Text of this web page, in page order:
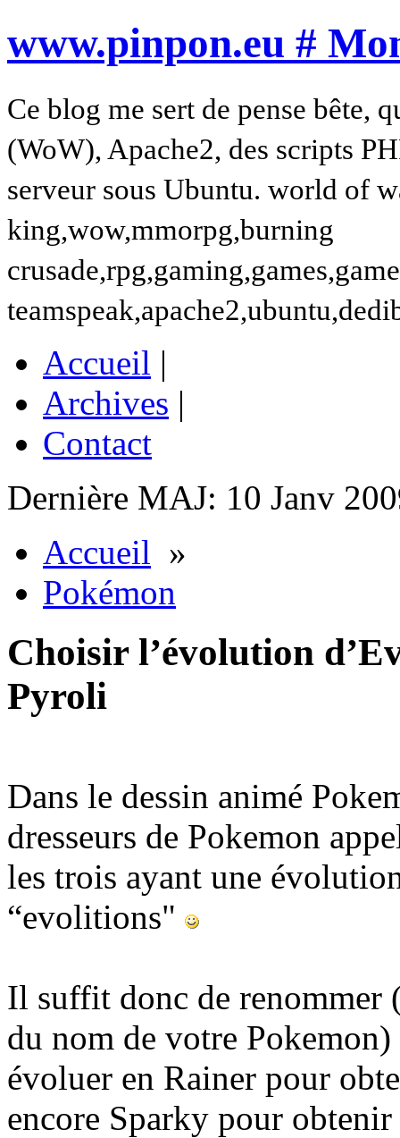
www.pinpon.eu #
Ce blog me sert de pense bête,
(WoW), Apache2, des scripts
serveur sous Ubuntu. world of
king,wow,mmorpg,burning
Accueil |
Archives |
Contact
Dernière MAJ: 10 Janv
Accueil »
Pokémon
Choisir l’évolution
Pyroli
Dans le dessin animé
dresseurs de Pokemon
les trois ayant une
“evolitions"
Il suffit donc de renommer
du nom de votre
évoluer en Rainer pour
encore Sparky pour